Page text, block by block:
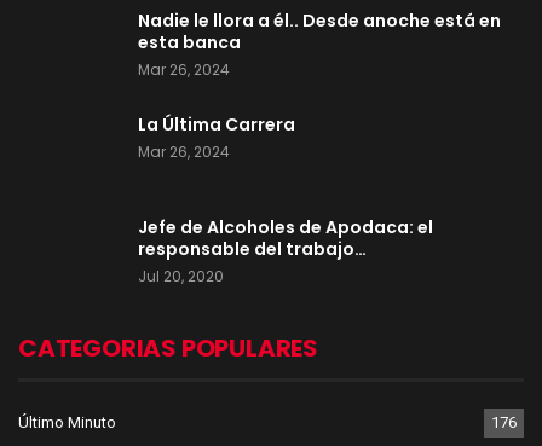
Nadie le llora a él.. Desde anoche está en
esta banca
Mar 26, 2024
La Última Carrera
Mar 26, 2024
Jefe de Alcoholes de Apodaca: el
responsable del trabajo…
Jul 20, 2020
CATEGORIAS POPULARES
Último Minuto 176